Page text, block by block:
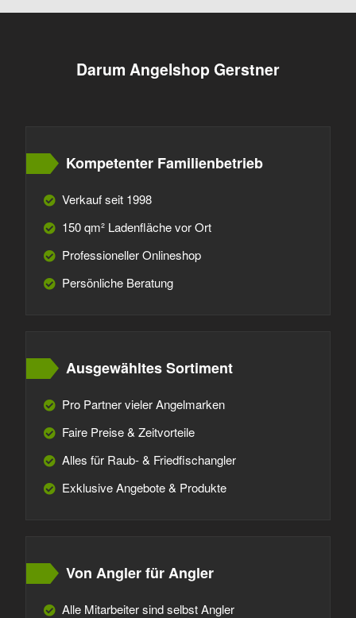
Darum Angelshop Gerstner
Kompetenter Familienbetrieb
Verkauf seit 1998
150 qm² Ladenfläche vor Ort
Professioneller Onlineshop
Persönliche Beratung
Ausgewähltes Sortiment
Pro Partner vieler Angelmarken
Faire Preise & Zeitvorteile
Alles für Raub- & Friedfischangler
Exklusive Angebote & Produkte
Von Angler für Angler
Alle Mitarbeiter sind selbst Angler